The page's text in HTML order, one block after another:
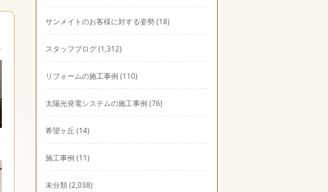
サンメイトのお客様に対する姿勢(18)
スタッフブログ(1,312)
リフォームの施工事例 (110)
太陽光発電システムの施工事例 (76)
希望ヶ丘 (14)
施工事例 (11)
未分類(2,038)